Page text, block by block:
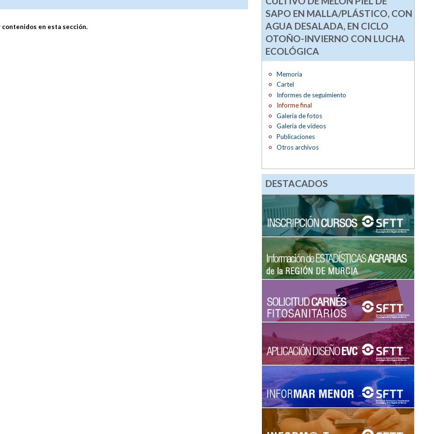
contenidos en esta sección.
SAPO EN MALLA/PLÁSTICO, CON
AGUA DESALADA, EN CICLO
OTOÑO-INVIERNO CON LUCHA
ECOLÓGICA
Memoria
Cartel
Informes de seguimiento
Informe final
Galería de fotos
Galería de vídeos
Publicaciones
Otros archivos
DESTACADOS